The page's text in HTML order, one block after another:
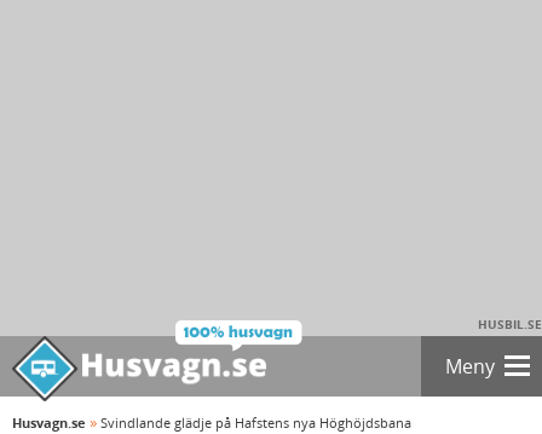
HUSBIL.SE
Meny
Husvagn.se » Svindlande glädje på Hafstens nya Höghöjdsbana